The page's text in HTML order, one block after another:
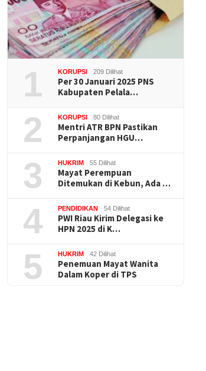
1 KORUPSI 209 Dilihat
Per 30 Januari 2025 PNS
Kabupaten Pelala…
2 KORUPSI 80 Dilihat
Mentri ATR BPN Pastikan
Perpanjangan HGU…
3 HUKRIM 55 Dilihat
Mayat Perempuan
Ditemukan di Kebun, Ada …
4 PENDIDIKAN 54 Dilihat
PWI Riau Kirim Delegasi ke
HPN 2025 di K…
5 HUKRIM 42 Dilihat
Penemuan Mayat Wanita
Dalam Koper di TPS